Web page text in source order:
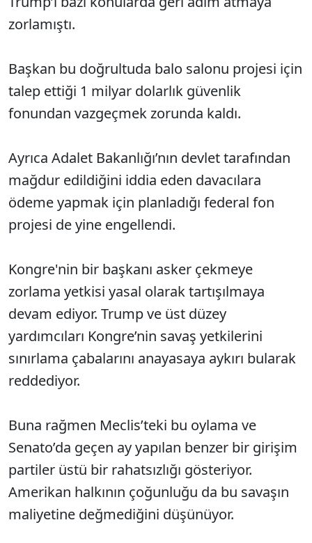
zorlamıştı.
Başkan bu doğrultuda balo salonu projesi için
talep ettiği 1 milyar dolarlık güvenlik
fonundan vazgeçmek zorunda kaldı.
Ayrıca Adalet Bakanlığı’nın devlet tarafından
mağdur edildiğini iddia eden davacılara
ödeme yapmak için planladığı federal fon
projesi de yine engellendi.
Kongre'nin bir başkanı asker çekmeye
zorlama yetkisi yasal olarak tartışılmaya
devam ediyor. Trump ve üst düzey
yardımcıları Kongre’nin savaş yetkilerini
sınırlama çabalarını anayasaya aykırı bularak
reddediyor.
Buna rağmen Meclis’teki bu oylama ve
Senato’da geçen ay yapılan benzer bir girişim
partiler üstü bir rahatsızlığı gösteriyor.
Amerikan halkının çoğunluğu da bu savaşın
maliyetine değmediğini düşünüyor.